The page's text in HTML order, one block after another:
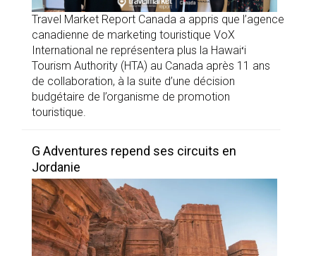
Travel Market Report Canada a appris que l’agence
canadienne de marketing touristique VoX
International ne représentera plus la Hawaiʻi
Tourism Authority (HTA) au Canada après 11 ans
de collaboration, à la suite d’une décision
budgétaire de l’organisme de promotion
touristique.
G Adventures repend ses circuits en
Jordanie